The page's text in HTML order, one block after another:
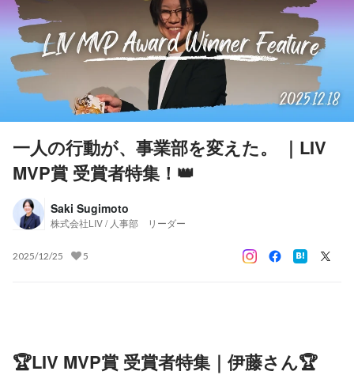
一人の行動が、事業部を変えた。 ｜LIV
MVP賞 受賞者特集！👑
Saki Sugimoto
株式会社LIV / 人事部 リーダー
2025/12/25 5
🏆LIV MVP賞 受賞者特集｜伊藤さん🏆